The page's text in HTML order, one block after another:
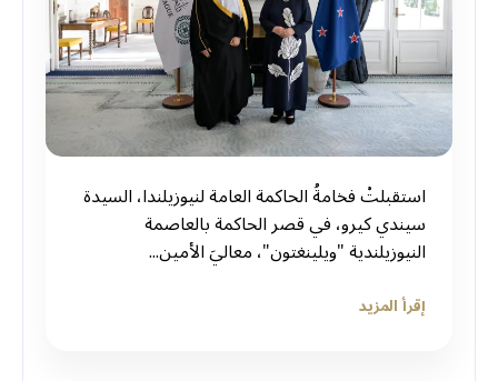
استقبلتْ فخامةُ الحاكمة العامة لنيوزيلندا، السيدة
سيندي كيرو، في قصر الحاكمة بالعاصمة
النيوزيلندية "ويلينغتون"، معاليَ الأمين...
إقرأ المزيد